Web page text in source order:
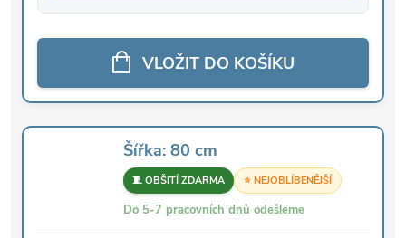
VLOŽIT DO KOŠÍKU
Šířka: 80 cm
🧵 OBŠITÍ ZDARMA ⭐ NEJOBLÍBENĚJŠÍ
Do 5-7 pracovních dnů odešleme